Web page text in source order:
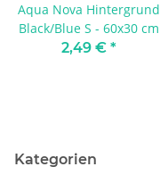
Aqua Nova Hintergrund
Black/Blue S - 60x30 cm
2,49 € *
Kategorien